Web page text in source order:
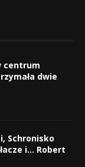
centrum
dwie
Schronisko
i… Robert